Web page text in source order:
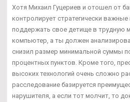
Хотя Михаил Гуцериев и отошел от
контролирует стратегически
поддержать свое детище в трудную
компьютер, а ты должен
снизил размер минимальной суммы
процентных пунктов. Кроме того,
высоких технологий очень сложно
расследование базируется
нарушителя, а если тот молчит, то